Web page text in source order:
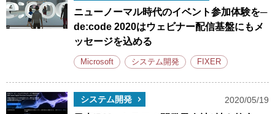
ニューノーマル時代のイベント参加体験を─
de:code 2020はウェビナー配信基盤にもメ
ッセージを込める
Microsoft システム開発 FIXER
システム開発 2020/05/19